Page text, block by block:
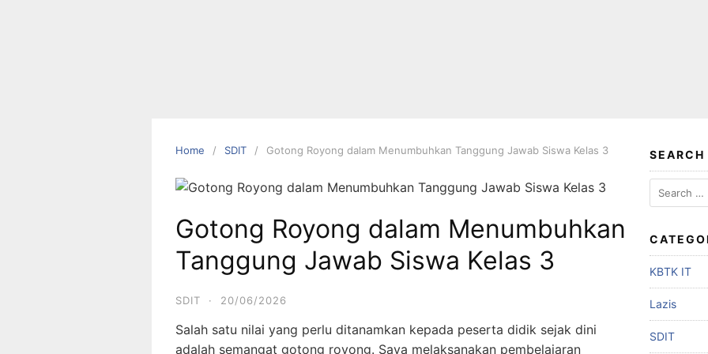
Home SDIT Gotong Royong dalam Menumbuhkan Tanggung Jawab Siswa Kelas 3
Gotong Royong dalam Menumbuhkan
Tanggung Jawab Siswa Kelas 3
SDIT · 20/06/2026
Salah satu nilai yang perlu ditanamkan kepada peserta didik sejak dini
adalah semangat gotong royong. Saya melaksanakan pembelajaran
SEARCH
KBTK IT
Lazis
SDIT